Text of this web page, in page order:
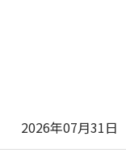
2026年07月31日